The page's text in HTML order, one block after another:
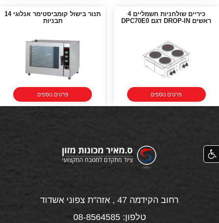
כיריים שולחניות חשמליים 4
ראשים DROP-IN דגם DPC70E0
פרטים נוספים
תנור בישול קומביסטימר אנלוגי 14
תבניות
פרטים נוספים
רחוב הקידמה 47 , אזה"ת צפוני אשדוד
טלפון: 08-8564585